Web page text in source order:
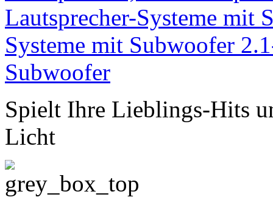
Spielt Ihre Lieblings-Hits
Licht